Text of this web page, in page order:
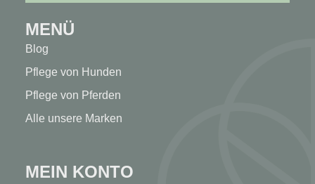
MENÜ
Blog
Pflege von Hunden
Pflege von Pferden
Alle unsere Marken
MEIN KONTO